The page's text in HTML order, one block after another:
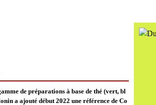
de préparations à base de thé (vert, bl
a ajouté début 2022 une référence de Co